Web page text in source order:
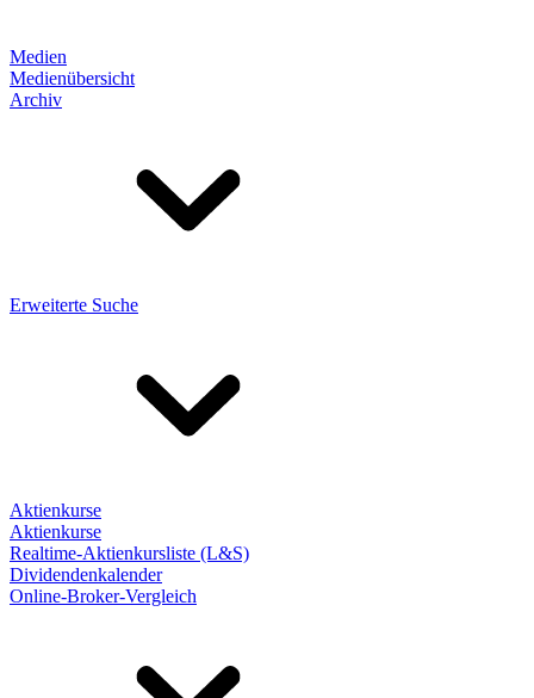
Medien
Medienübersicht
Archiv
Erweiterte Suche
Aktienkurse
Aktienkurse
Realtime-Aktienkursliste (L&S)
Dividendenkalender
Online-Broker-Vergleich